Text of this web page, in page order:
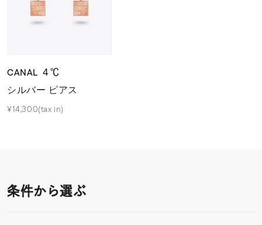
CANAL ４℃
シルバー ピアス
¥14,300(tax in)
条件から選ぶ